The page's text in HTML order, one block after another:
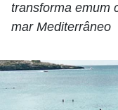
transforma emum
mar Mediterrâneo